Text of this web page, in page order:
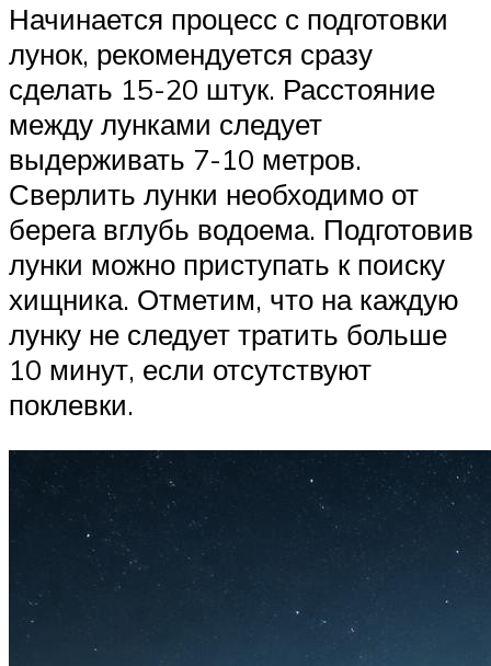
Начинается процесс с подготовки
лунок, рекомендуется сразу
сделать 15-20 штук. Расстояние
между лунками следует
выдерживать 7-10 метров.
Сверлить лунки необходимо от
берега вглубь водоема. Подготовив
лунки можно приступать к поиску
хищника. Отметим, что на каждую
лунку не следует тратить больше
10 минут, если отсутствуют
поклевки.